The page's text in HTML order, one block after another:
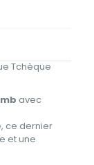
Tchèque
avec
ce dernier
et une